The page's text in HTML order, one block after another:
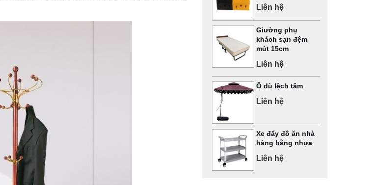
Liên hệ
Giường phụ
khách sạn đệm
mút 15cm
Liên hệ
Ô dù lệch tâm
Liên hệ
Xe đẩy đồ ăn nhà
hàng bằng nhựa
Liên hệ